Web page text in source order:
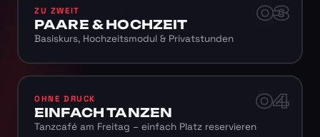
03
ZU ZWEIT
PAARE & HOCHZEIT
Basiskurs, Hochzeitsmodul & Privatstunden
04
OHNE DRUCK
EINFACH TANZEN
Tanzcafé am Freitag – einfach Platz reservieren